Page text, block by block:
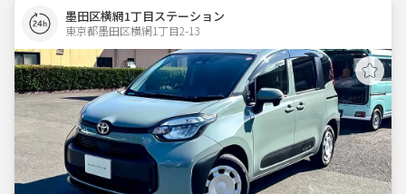
墨田区横網1丁目ステーション
東京都墨田区横網1丁目2-13